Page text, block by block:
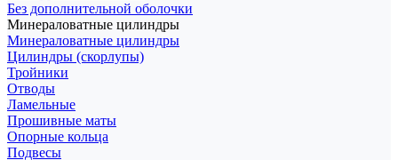
Без дополнительной оболочки
Минераловатные цилиндры
Минераловатные цилиндры
Цилиндры (скорлупы)
Тройники
Отводы
Ламельные
Прошивные маты
Опорные кольца
Подвесы